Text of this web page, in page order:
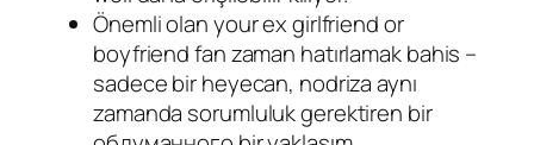
Önemli olan your ex girlfriend or
boyfriend fan zaman hatırlamak bahis –
sadece bir heyecan, nodriza aynı
zamanda sorumluluk gerektiren bir